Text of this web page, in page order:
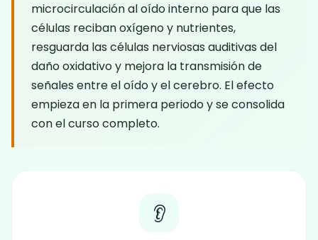
microcirculación al oído interno para que las
células reciban oxígeno y nutrientes,
resguarda las células nerviosas auditivas del
daño oxidativo y mejora la transmisión de
señales entre el oído y el cerebro. El efecto
empieza en la primera periodo y se consolida
con el curso completo.
👂